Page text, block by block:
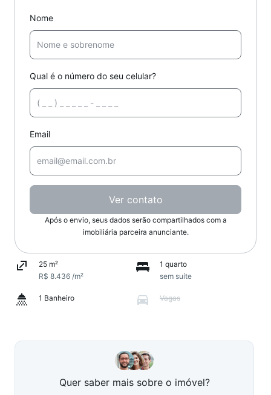
Nome
Qual é o número do seu celular?
Email
Ver contato
Após o envio, seus dados serão compartilhados com a
imobiliária parceira anunciante.
25 m²
R$ 8.436 /m²
1 quarto
sem suíte
1 Banheiro Vagas
Quer saber mais sobre o imóvel?